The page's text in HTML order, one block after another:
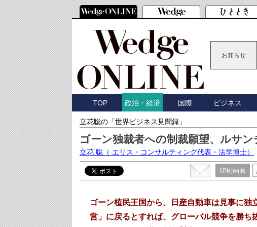
お知らせ
TOP 政治・経済 国際 ビジネス
立花聡の「世界ビジネス見聞録」
ゴーン独裁者への制裁願望、ルサ
立花 聡 （ エリス・コンサルティング代表・法学博士）
印刷画面
ゴーン植民王国から、日産自動車は見事に
営」に戻るとすれば、グローバル競争を勝